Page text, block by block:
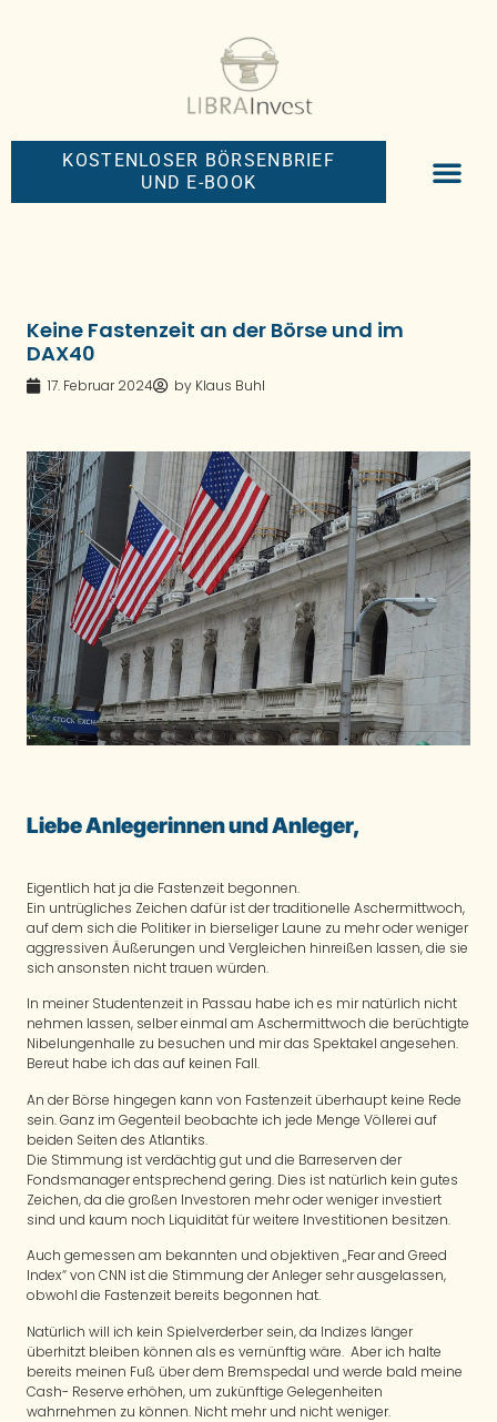
KOSTENLOSER BÖRSENBRIEF
UND E-BOOK
Keine Fastenzeit an der Börse und im
DAX40
17. Februar 2024 by Klaus Buhl
Liebe Anlegerinnen und Anleger,
Eigentlich hat ja die Fastenzeit begonnen.
Ein untrügliches Zeichen dafür ist der traditionelle Aschermittwoch,
auf dem sich die Politiker in bierseliger Laune zu mehr oder weniger
aggressiven Äußerungen und Vergleichen hinreißen lassen, die sie
sich ansonsten nicht trauen würden.
In meiner Studentenzeit in Passau habe ich es mir natürlich nicht
nehmen lassen, selber einmal am Aschermittwoch die berüchtigte
Nibelungenhalle zu besuchen und mir das Spektakel angesehen.
Bereut habe ich das auf keinen Fall.
An der Börse hingegen kann von Fastenzeit überhaupt keine Rede
sein. Ganz im Gegenteil beobachte ich jede Menge Völlerei auf
beiden Seiten des Atlantiks.
Die Stimmung ist verdächtig gut und die Barreserven der
Fondsmanager entsprechend gering. Dies ist natürlich kein gutes
Zeichen, da die großen Investoren mehr oder weniger investiert
sind und kaum noch Liquidität für weitere Investitionen besitzen.
Auch gemessen am bekannten und objektiven „Fear and Greed
Index“ von CNN ist die Stimmung der Anleger sehr ausgelassen,
obwohl die Fastenzeit bereits begonnen hat.
Natürlich will ich kein Spielverderber sein, da Indizes länger
überhitzt bleiben können als es vernünftig wäre. Aber ich halte
bereits meinen Fuß über dem Bremspedal und werde bald meine
Cash- Reserve erhöhen, um zukünftige Gelegenheiten
wahrnehmen zu können. Nicht mehr und nicht weniger.